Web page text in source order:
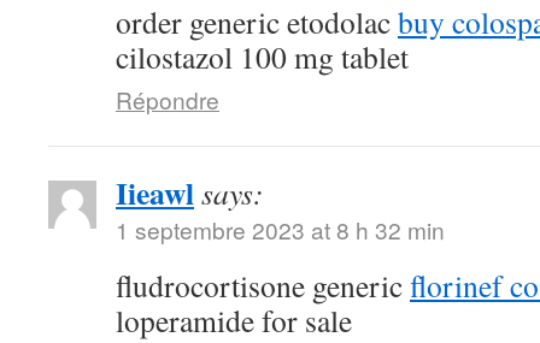
order generic etodolacbuy
cilostazol 100 mg tablet
Répondre
Iieawlsays:
1 septembre 2023 at 8 h 32 min
fludrocortisone genericflorinef
loperamide for sale